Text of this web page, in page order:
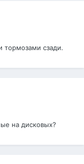
тормозами сзади.
на дисковых?